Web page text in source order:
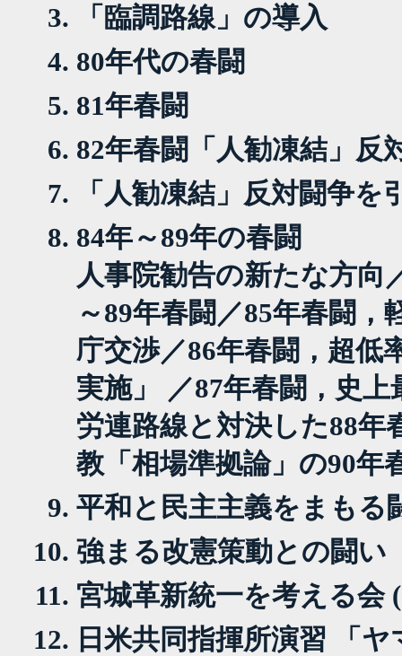
「臨調路線」の導入
80年代の春闘
81年春闘
82年春闘「人勧凍結」反
「人勧凍結」反対闘争を
84年～89年の春闘
人事院勧告の新たな方向
～89年春闘／85年春闘
庁交渉／86年春闘，超低
実施」 ／87年春闘，史
労連路線と対決した88年
教「相場準拠論」の90年
平和と民主主義をまもる
強まる改憲策動との闘い
宮城革新統一を考える会
日米共同指揮所演習 「